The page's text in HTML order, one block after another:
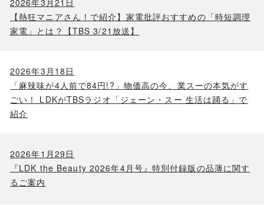
2026年3月21日
【熱狂マニアさん！で紹介】家電批評おすすめの「時短調理
家電」とは？【TBS 3/21放送】
2026年3月18日
「麻辣味が4人前で84円!?」物価高の今、業スーの本気がす
ごい！ LDKがTBSラジオ「ジェーン・スー 生活は踊る」で
紹介
2026年1月29日
『LDK the Beauty 2026年4月号』特別付録版の品薄に関す
るご案内